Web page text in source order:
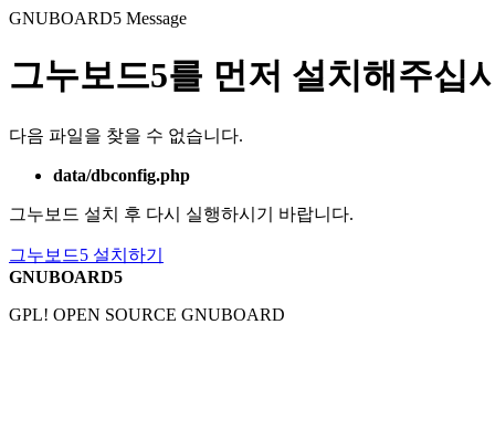
GNUBOARD5 Message
그누보드5를 먼저 설치해주십
다음 파일을 찾을 수 없습니다.
data/dbconfig.php
그누보드 설치 후 다시 실행하시기 바랍니다.
그누보드5 설치하기
GNUBOARD5
GPL! OPEN SOURCE GNUBOARD